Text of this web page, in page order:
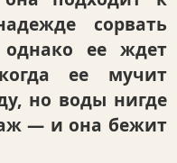
сорвать
однако ее ждет
ее мучит
но воды нигде
— и она бежит